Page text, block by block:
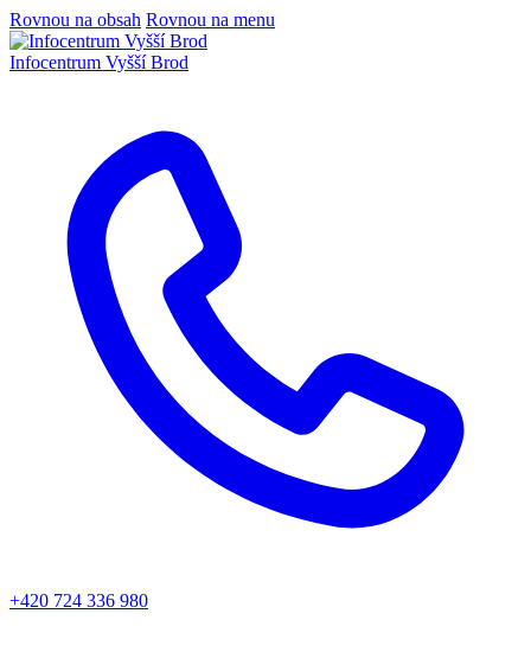
Rovnou na obsah Rovnou na menu
Infocentrum Vyšší Brod
+420 724 336 980